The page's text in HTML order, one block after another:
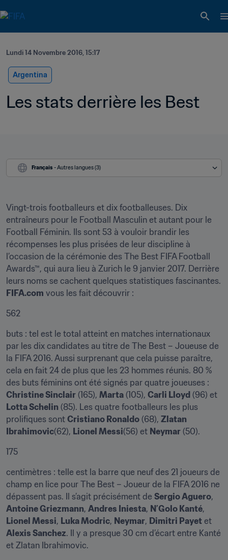
Lundi 14 Novembre 2016, 15:17
Argentina
Les stats derrière les Best
Français - Autres langues (3)
Vingt-trois footballeurs et dix footballeuses. Dix
entraîneurs pour le Football Masculin et autant pour le
Football Féminin. Ils sont 53 à vouloir brandir les
récompenses les plus prisées de leur discipline à
l’occasion de la cérémonie des The Best FIFA Football
Awards™, qui aura lieu à Zurich le 9 janvier 2017. Derrière
FIFA.com vous les fait découvrir :
562
buts : tel est le total atteint en matches internationaux
par les dix candidates au titre de The Best – Joueuse de
la FIFA 2016. Aussi surprenant que cela puisse paraître,
cela en fait 24 de plus que les 23 hommes réunis. 80 %
Christine Sinclair (165), Marta (105), Carli Lloyd
Lotta Schelin (85). Les quatre footballeurs les plus
prolifiques sont Cristiano Ronaldo (68), Zlatan
Ibrahimovic(62), Lionel Messi(56) et Neymar (50).
175
centimètres : telle est la barre que neuf des 21 joueurs de
champ en lice pour The Best – Joueur de la FIFA 2016 ne
dépassent pas. Il s’agit précisément de Sergio Aguero
Antoine Griezmann, Andres Iniesta, N’Golo Kanté
Lionel Messi, Luka Modric, Neymar, Dimitri Payet
Alexis Sanchez. Il y a presque 30 cm d’écart entre Kanté
et Zlatan Ibrahimovic.